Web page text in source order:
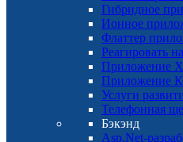
Гибридное
Ионное
Флаттер
Реагировать
Приложение
Приложение
Услуги
Телефонная
Бэкэнд
Asp.Net-